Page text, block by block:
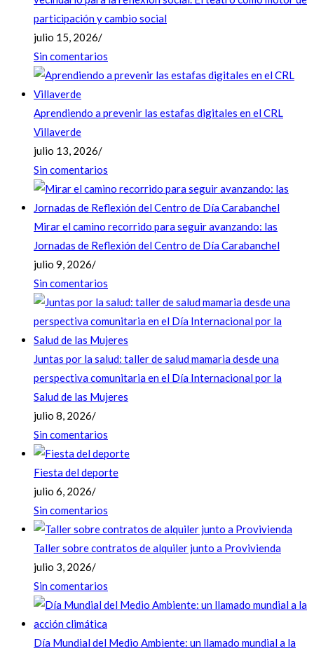
participación y cambio social
julio 15, 2026/
Sin comentarios
Aprendiendo a prevenir las estafas digitales en el CRL
Villaverde
julio 13, 2026/
Sin comentarios
Mirar el camino recorrido para seguir avanzando: las
Jornadas de Reflexión del Centro de Día Carabanchel
julio 9, 2026/
Sin comentarios
Juntas por la salud: taller de salud mamaria desde una
perspectiva comunitaria en el Día Internacional por la
Salud de las Mujeres
julio 8, 2026/
Sin comentarios
Fiesta del deporte
julio 6, 2026/
Sin comentarios
Taller sobre contratos de alquiler junto a Provivienda
julio 3, 2026/
Sin comentarios
Día Mundial del Medio Ambiente: un llamado mundial a la